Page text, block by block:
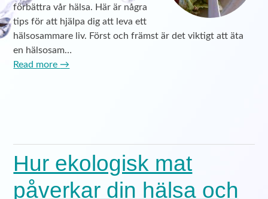
förbättra vår hälsa. Här är några
tips för att hjälpa dig att leva ett
hälsosammare liv. Först och främst är det viktigt att äta
en hälsosam…
Read more →
Hur ekologisk mat
påverkar din hälsa och